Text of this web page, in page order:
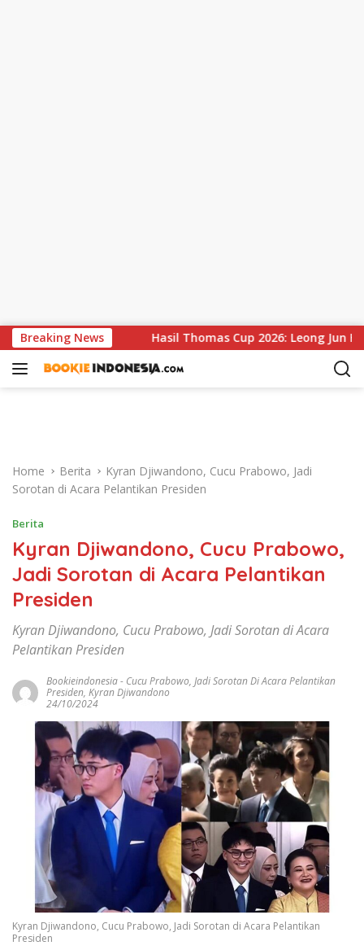
k
Breaking NewsHasil Thomas Cup 2026: Leong Jun Hao Gagal
Home Berita
Kyran Djiwandono, Cucu Prabowo, Jadi
Sorotan di Acara Pelantikan Presiden
Berita
Kyran Djiwandono, Cucu Prabowo,
Jadi Sorotan di Acara Pelantikan
Presiden
Kyran Djiwandono, Cucu Prabowo, Jadi Sorotan di Acara
Pelantikan Presiden
Bookieindonesia- Cucu Prabowo, Jadi Sorotan Di Acara Pelantikan
Presiden, Kyran Djiwandono
24/10/2024
Kyran Djiwandono, Cucu Prabowo, Jadi Sorotan di Acara Pelantikan
Presiden